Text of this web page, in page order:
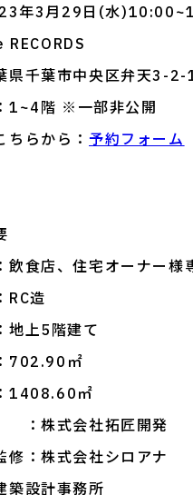
年3月29日(水
県千葉市中央区弁天3-2-
1~4階 ※一部非公開
ちらから： 予約フォーム
店、住宅オーナー様
造
上5階建て
702.90㎡
1408.60㎡
株式会社拓匠開発
修：株式会社シロアナ
築設計事務所